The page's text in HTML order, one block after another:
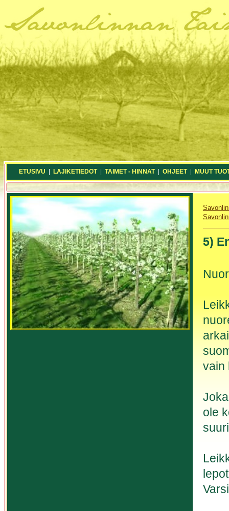
ETUSIVU LAJIKETIEDOT| TAIMET - HINNAT| OHJEET| MUUT
5)
vain
ole